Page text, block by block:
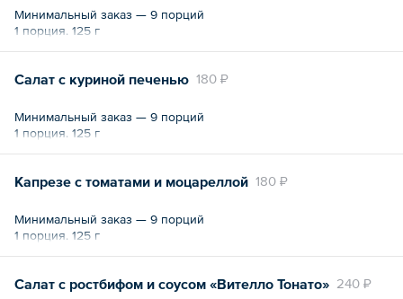
Минимальный заказ — 9 порций
1 порция. 125 г
180 ₽
Салат с куриной печенью
Минимальный заказ — 9 порций
1 порция. 125 г
180 ₽
Капрезе с томатами и моцареллой
Минимальный заказ — 9 порций
1 порция. 125 г
240 ₽
Салат с ростбифом и соусом «Вителло Тонато»